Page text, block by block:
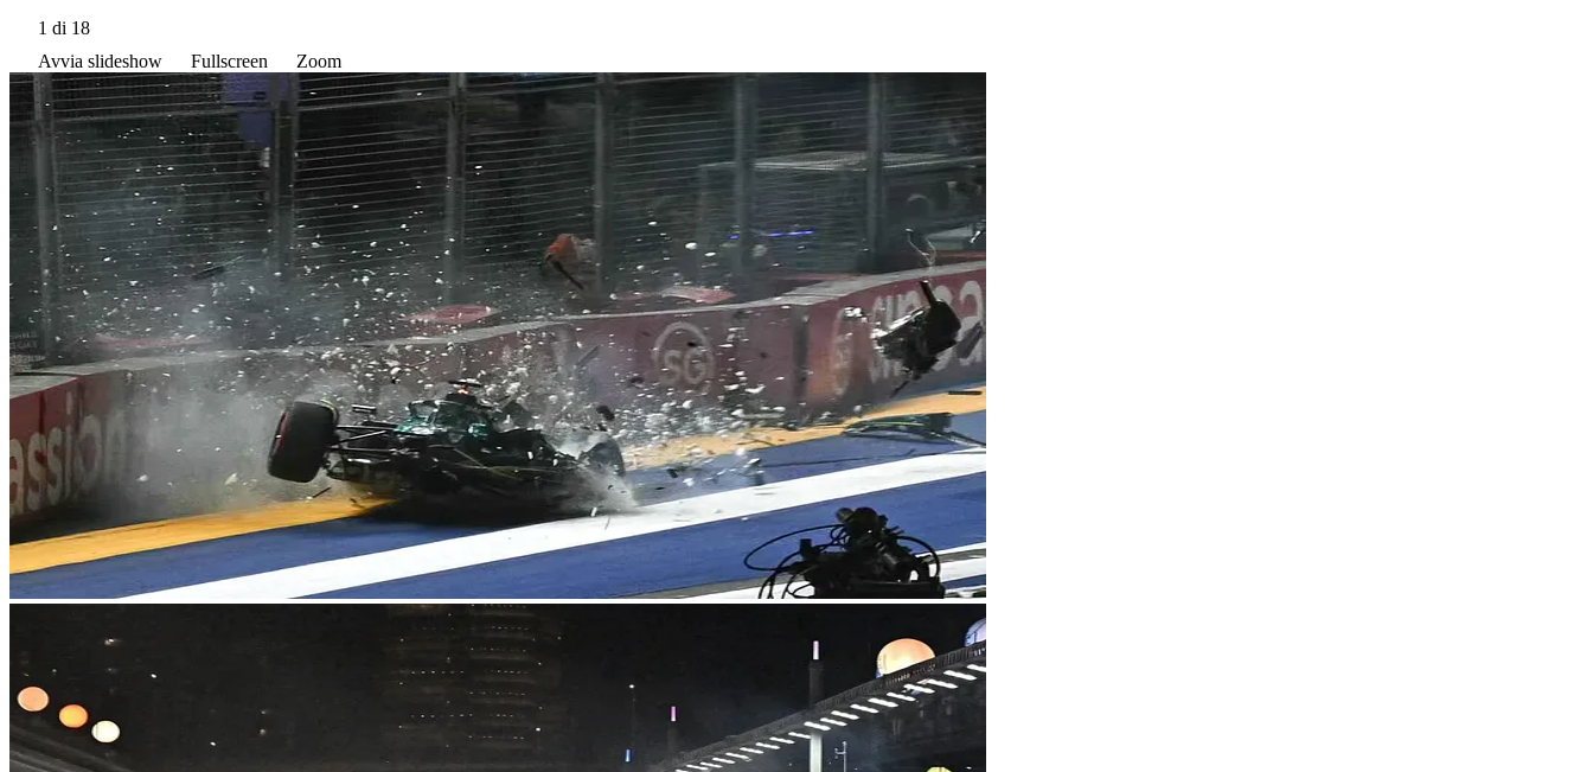
1 di 18
Avvia slideshow
Fullscreen Zoom